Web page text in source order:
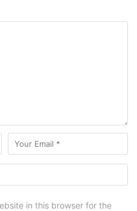
in this browser for the